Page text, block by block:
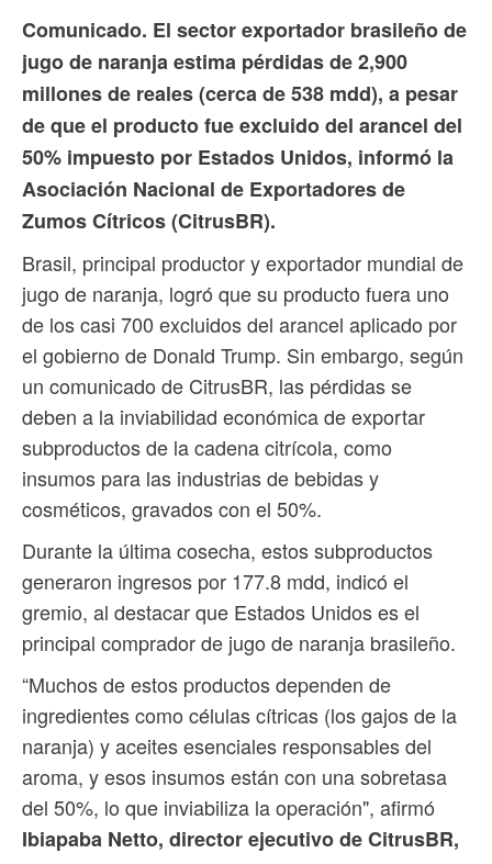
Comunicado. El sector exportador brasileño de
jugo de naranja estima pérdidas de 2,900
millones de reales (cerca de 538 mdd), a pesar
de que el producto fue excluido del arancel del
50% impuesto por Estados Unidos, informó la
Asociación Nacional de Exportadores de
Zumos Cítricos (CitrusBR).
Brasil, principal productor y exportador mundial de
jugo de naranja, logró que su producto fuera uno
de los casi 700 excluidos del arancel aplicado por
el gobierno de Donald Trump. Sin embargo, según
un comunicado de CitrusBR, las pérdidas se
deben a la inviabilidad económica de exportar
subproductos de la cadena citrícola, como
insumos para las industrias de bebidas y
cosméticos, gravados con el 50%.
Durante la última cosecha, estos subproductos
generaron ingresos por 177.8 mdd, indicó el
gremio, al destacar que Estados Unidos es el
principal comprador de jugo de naranja brasileño.
“Muchos de estos productos dependen de
ingredientes como células cítricas (los gajos de la
naranja) y aceites esenciales responsables del
aroma, y esos insumos están con una sobretasa
del 50%, lo que inviabiliza la operación", afirmó
Ibiapaba Netto, director ejecutivo de CitrusBR,